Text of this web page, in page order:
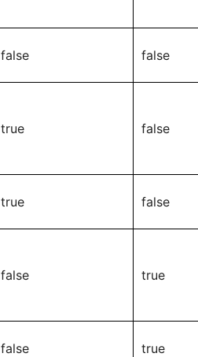
false false
true false
true false
false true
false true